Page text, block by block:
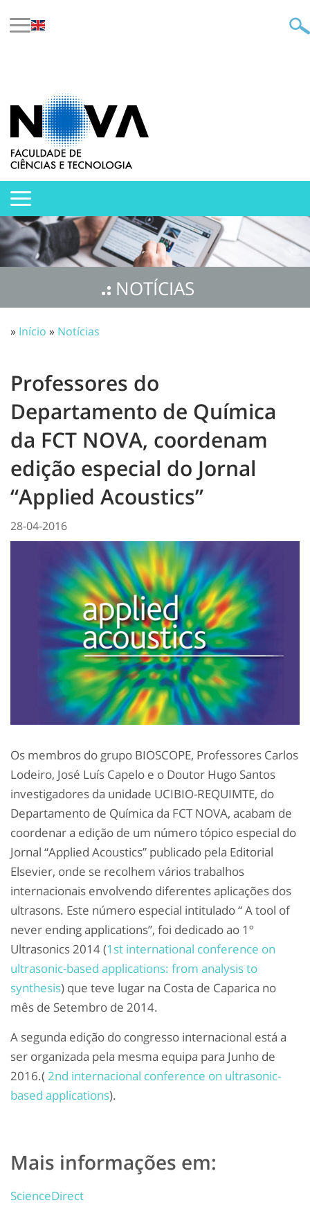
NOTÍCIAS
» Início » Notícias
Professores do
Departamento de Química
da FCT NOVA, coordenam
edição especial do Jornal
“Applied Acoustics”
28-04-2016
Os membros do grupo BIOSCOPE, Professores Carlos
Lodeiro, José Luís Capelo e o Doutor Hugo Santos
investigadores da unidade UCIBIO-REQUIMTE, do
Departamento de Química da FCT NOVA, acabam de
coordenar a edição de um número tópico especial do
Jornal “Applied Acoustics” publicado pela Editorial
Elsevier, onde se recolhem vários trabalhos
internacionais envolvendo diferentes aplicações dos
ultrasons. Este número especial intitulado “ A tool of
never ending applications”, foi dedicado ao 1º
Ultrasonics 2014 (1st international conference on
ultrasonic-based applications: from analysis to
synthesis) que teve lugar na Costa de Caparica no
mês de Setembro de 2014.
A segunda edição do congresso internacional está a
ser organizada pela mesma equipa para Junho de
2016.(2nd internacional conference on ultrasonic-
based applications).
Mais informações em:
ScienceDirect